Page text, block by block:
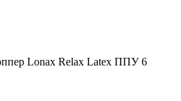
Lonax Relax Latex ППУ 6